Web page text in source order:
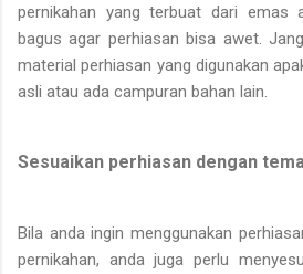
pernikahan yang terbuat dari emas
bagus agar perhiasan bisa awet.
material perhiasan yang digunakan
asli atau ada campuran bahan lain.
Sesuaikan perhiasan dengan
Bila anda ingin menggunakan
pernikahan, anda juga perlu